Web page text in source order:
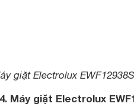
giặt Electrolux
Máy giặt Electrolux